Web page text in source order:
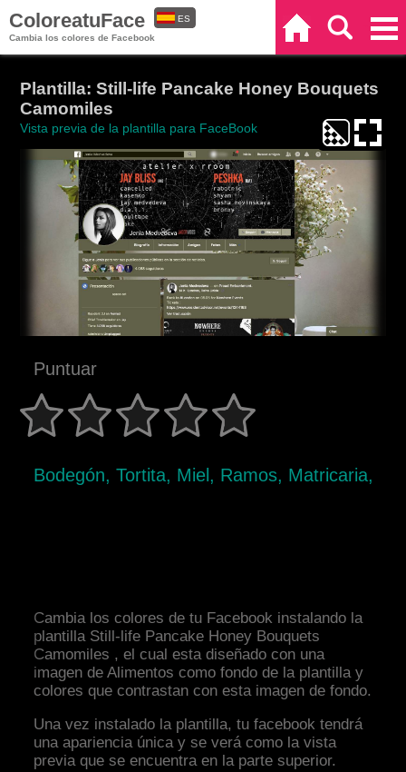
ColoreatuFace
Cambia los colores de Facebook
ES
Plantilla: Still-life Pancake Honey Bouquets
Camomiles
Vista previa de la plantilla para FaceBook
Puntuar
Bodegón, Tortita, Miel, Ramos, Matricaria,
Cambia los colores de tu Facebook instalando la
plantilla Still-life Pancake Honey Bouquets
Camomiles , el cual esta diseñado con una
imagen de Alimentos como fondo de la plantilla y
colores que contrastan con esta imagen de fondo.
Una vez instalado la plantilla, tu facebook tendrá
una apariencia única y se verá como la vista
previa que se encuentra en la parte superior.